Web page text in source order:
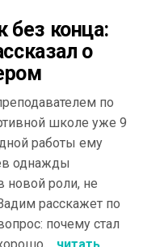
без конца:
о
по
школе уже 9
работы ему
однажды
новой роли, не
расскажет по
почему стал